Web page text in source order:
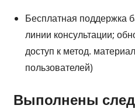
Бесплатная поддержка
линии консультации;
доступ к метод.
пользователей)
Выполнены